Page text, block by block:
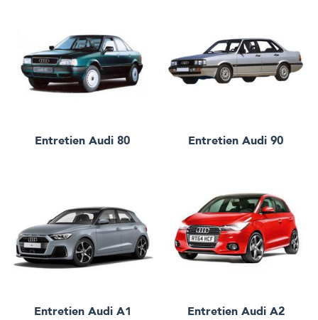
Entretien Audi 80 Entretien Audi 90
Entretien Audi A1 Entretien Audi A2